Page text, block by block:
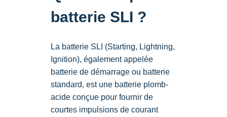
batterie SLI ?
La batterie SLI (Starting, Lightning,
Ignition), également appelée
batterie de démarrage ou batterie
standard, est une batterie plomb-
acide conçue pour fournir de
courtes impulsions de courant